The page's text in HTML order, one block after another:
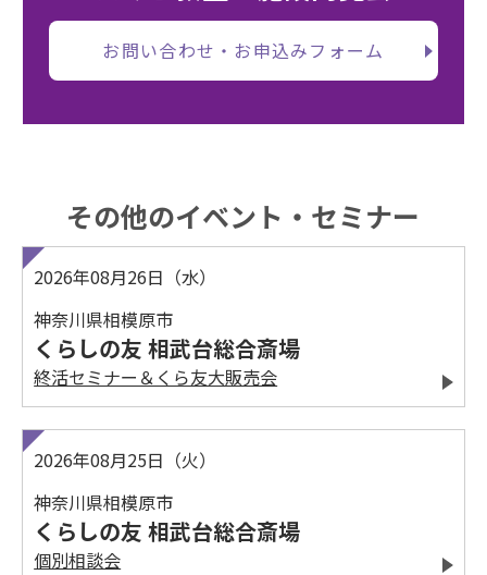
お問い合わせ・お申込みフォーム
その他のイベント・セミナー
2026年08月26日（水）
神奈川県相模原市
くらしの友 相武台総合斎場
終活セミナー＆くら友大販売会
2026年08月25日（火）
神奈川県相模原市
くらしの友 相武台総合斎場
個別相談会